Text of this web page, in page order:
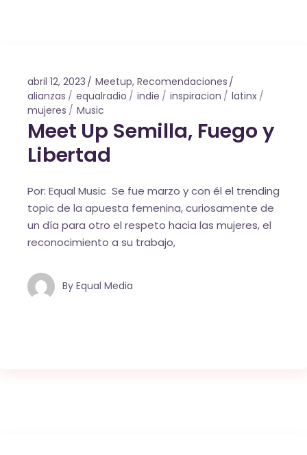
abril 12, 2023 Meetup, Recomendaciones
alianzas
equalradio indie inspiracion
latinx
mujeres
Music
Meet Up Semilla, Fuego y
Libertad
Por: Equal Music Se fue marzo y con él el trending
topic de la apuesta femenina, curiosamente de
un día para otro el respeto hacia las mujeres, el
reconocimiento a su trabajo,
By Equal Media